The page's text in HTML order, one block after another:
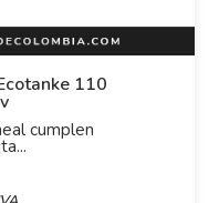
110
cumplen